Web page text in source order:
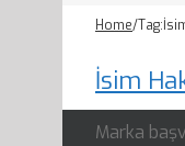
Home/Tag:
İsim
Marka